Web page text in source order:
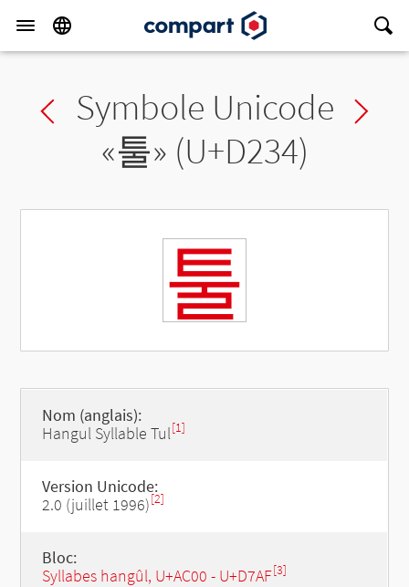
Previous char
Symbole Unicode
«툴» (U+D234)
툴
Nom (anglais):
Hangul Syllable Tul[1]
Version Unicode:
2.0 (juillet 1996)[2]
Bloc:
Syllabes hangûl, U+AC00 - U+D7AF[3]